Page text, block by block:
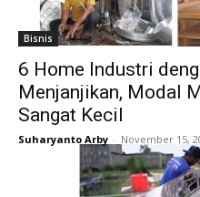
Bisnis
6 Home Industri
Menjanjikan, Modal
Sangat Kecil
Suharyanto Arby - November 15,